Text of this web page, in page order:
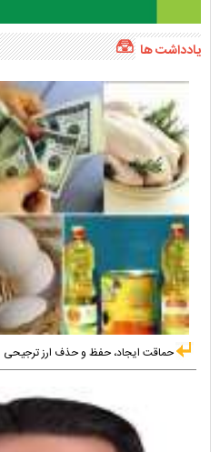
یادداشت ها
حماقت ایجاد، حفظ و حذف ارز ترجیحی